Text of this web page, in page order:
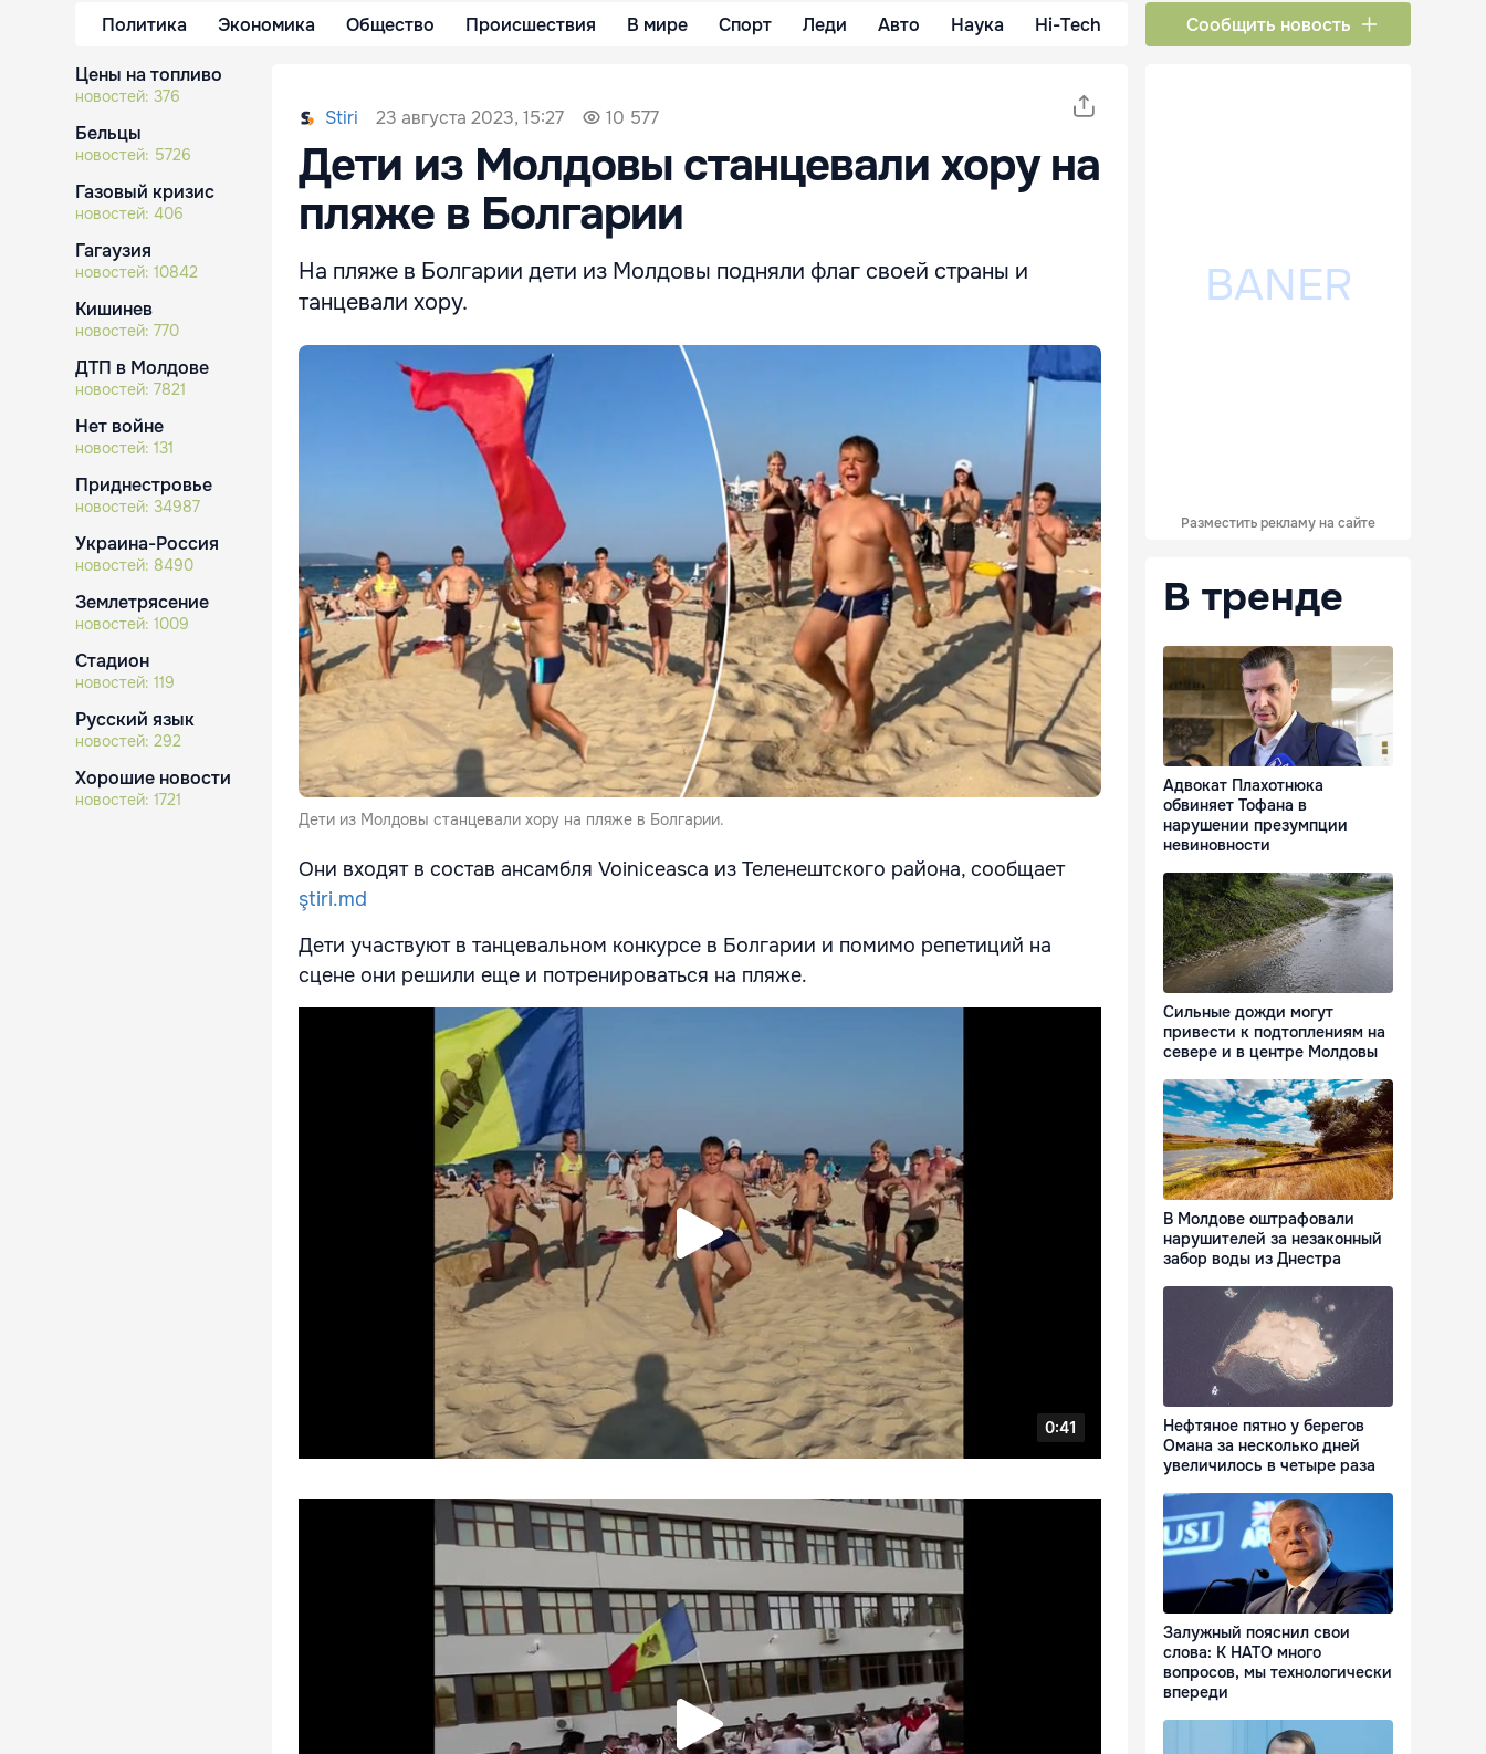
Политика Экономика Общество Происшествия В мире Спорт Леди Авто Наука Hi-Tech Сообщить новость
Цены на топливо
новостей: 376
Бельцы
новостей: 5726
Газовый кризис
новостей: 406
Гагаузия
новостей: 10842
Кишинев
новостей: 770
ДТП в Молдове
новостей: 7821
Нет войне
новостей: 131
Приднестровье
новостей: 34987
Украина-Россия
новостей: 8490
Землетрясение
новостей: 1009
Стадион
новостей: 119
Русский язык
новостей: 292
Хорошие новости
новостей: 1721
Stiri 23 августа 2023, 15:27 10 577
Дети из Молдовы станцевали хору на
пляже в Болгарии
На пляже в Болгарии дети из Молдовы подняли флаг своей страны и
танцевали хору.
Дети из Молдовы станцевали хору на пляже в Болгарии.
Они входят в состав ансамбля Voiniceasca из Теленештского района, сообщает
ştiri.md
Дети участвуют в танцевальном конкурсе в Болгарии и помимо репетиций на
сцене они решили еще и потренироваться на пляже.
Разместить рекламу на сайте
В тренде
Адвокат Плахотнюка
обвиняет Тофана в
нарушении презумпции
невиновности
Сильные дожди могут
привести к подтоплениям на
севере и в центре Молдовы
В Молдове оштрафовали
нарушителей за незаконный
забор воды из Днестра
Нефтяное пятно у берегов
Омана за несколько дней
увеличилось в четыре раза
Залужный пояснил свои
слова: К НАТО много
вопросов, мы технологически
впереди